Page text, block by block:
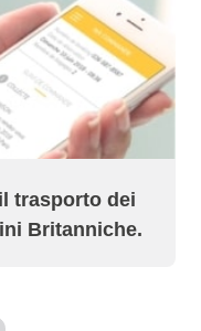
trasporto dei
Britanniche.